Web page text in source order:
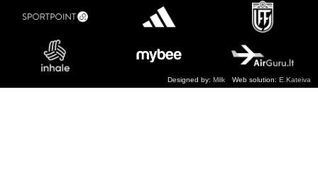
Web solution: E.Kateiva
Designed by: Milk